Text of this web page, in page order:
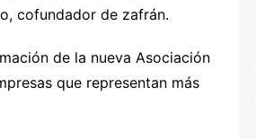
cofundador de zafrán.
de la nueva Asociación
que representan más